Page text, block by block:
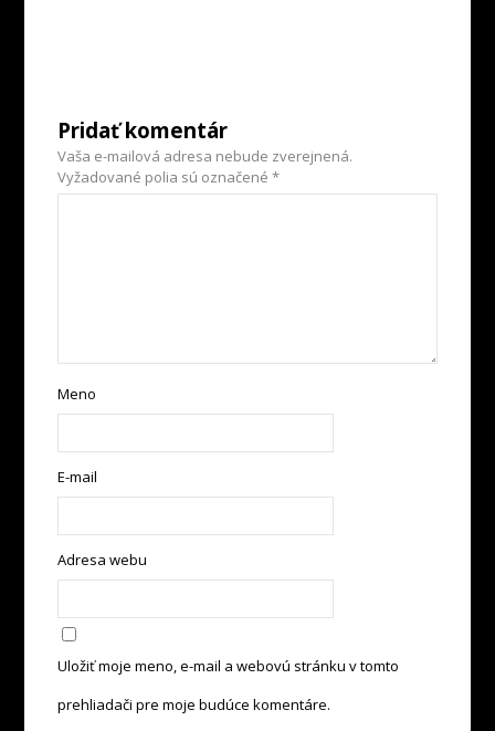
Pridať komentár
Vaša e-mailová adresa nebude zverejnená.
Vyžadované polia sú označené*
Meno
E-mail
Adresa webu
Uložiť moje meno, e-mail a webovú stránku v tomto
prehliadači pre moje budúce komentáre.